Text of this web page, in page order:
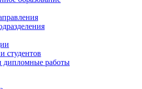
студентов
дипломные работы